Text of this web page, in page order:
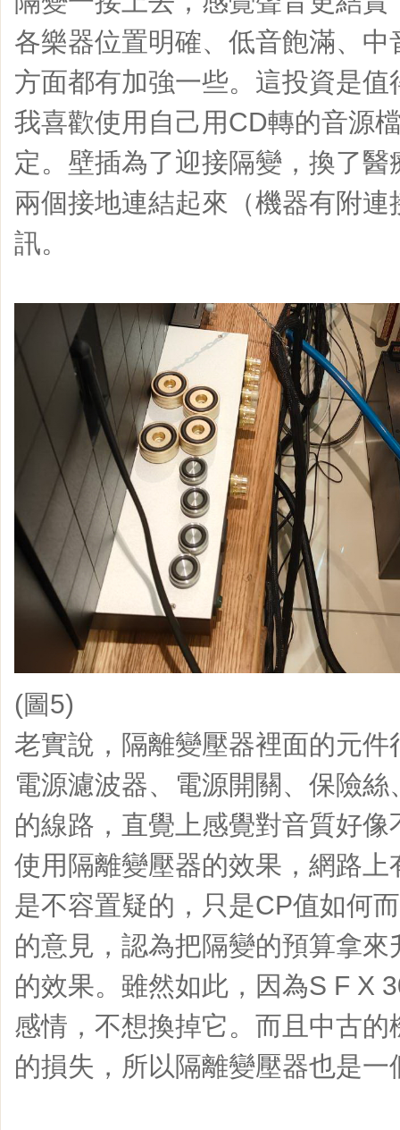
各樂器位置明確、低音飽滿、
方面都有加強一些。這投資是值
我喜歡使用自己用CD轉的音源
定。壁插為了迎接隔變，換了
兩個接地連結起來（機器有附
訊。
(圖5)
老實說，隔離變壓器裡面的元
電源濾波器、電源開關、保險
的線路，直覺上感覺對音質好
使用隔離變壓器的效果，網路
是不容置疑的，只是CP值如何
的意見，認為把隔變的預算拿
的效果。雖然如此，因為S F X
感情，不想換掉它。而且中古
的損失，所以隔離變壓器也是